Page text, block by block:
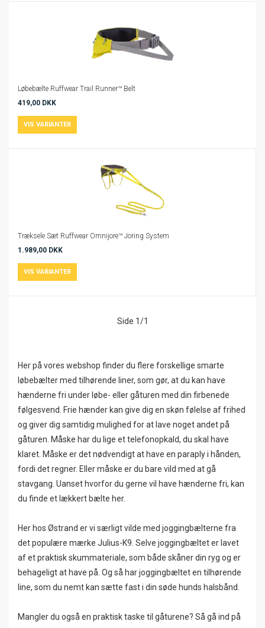
Løbebælte Ruffwear Trail Runner™ Belt
419,00 DKK
Træksele Sæt Ruffwear Omnijore™ Joring System
1.989,00 DKK
Side 1/1
Her på vores webshop finder du flere forskellige smarte
løbebælter med tilhørende liner, som gør, at du kan have
hænderne fri under løbe- eller gåturen med din firbenede
følgesvend. Frie hænder kan give dig en skøn følelse af frihed
og giver dig samtidig mulighed for at lave noget andet på
gåturen. Måske har du lige et telefonopkald, du skal have
klaret. Måske er det nødvendigt at have en paraply i hånden,
fordi det regner. Eller måske er du bare vild med at gå
stavgang. Uanset hvorfor du gerne vil have hænderne fri, kan
du finde et lækkert bælte her.
Her hos Østrand er vi særligt vilde med joggingbælterne fra
det populære mærke Julius-K9. Selve joggingbæltet er lavet
af et praktisk skummateriale, som både skåner din ryg og er
behageligt at have på. Og så har joggingbæltet en tilhørende
line, som du nemt kan sætte fast i din søde hunds halsbånd.
Mangler du også en praktisk taske til gåturene? Så gå ind på